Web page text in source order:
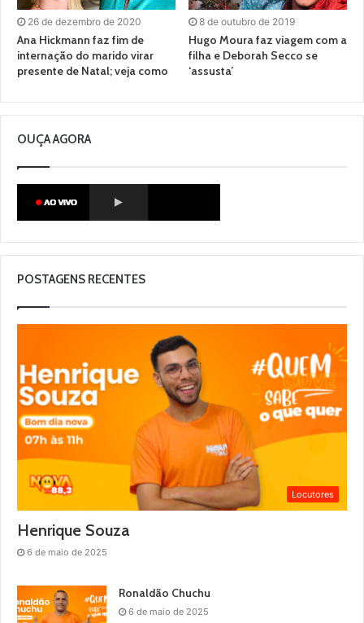
26 de dezembro de 2020
Ana Hickmann faz fim de
internação do marido virar
presente de Natal; veja como
8 de outubro de 2019
Hugo Moura faz viagem com a
filha e Deborah Secco se
‘assusta’
OUÇA AGORA
POSTAGENS RECENTES
Locutores
Henrique Souza
6 de maio de 2025
Ronaldão Chuchu
6 de maio de 2025